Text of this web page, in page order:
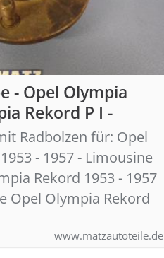
- Opel Olympia
Rekord P I -
Radbolzen für: Opel
- 1957 - Limousine
Rekord 1953 - 1957
Opel Olympia Rekord
www.matzautoteile.de